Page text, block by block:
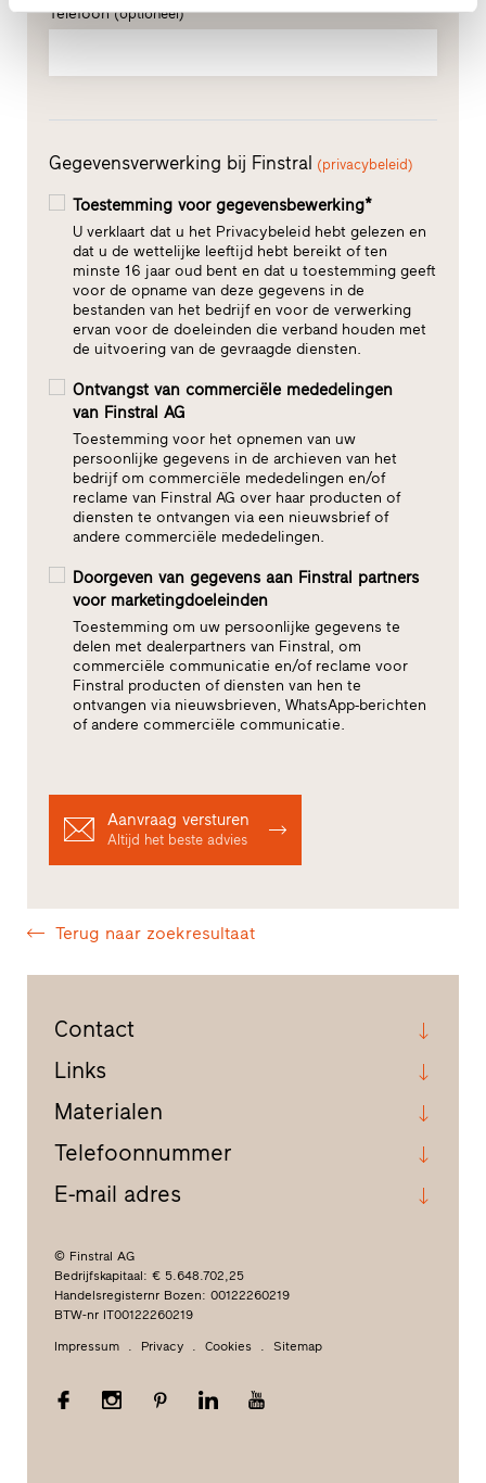
Telefoon(optioneel)
Gegevensverwerking bij Finstral (privacybeleid)
Toestemming voor gegevensbewerking*
U verklaart dat u het Privacybeleid hebt gelezen en
dat u de wettelijke leeftijd hebt bereikt of ten
minste 16 jaar oud bent en dat u toestemming geeft
voor de opname van deze gegevens in de
bestanden van het bedrijf en voor de verwerking
ervan voor de doeleinden die verband houden met
de uitvoering van de gevraagde diensten.
Ontvangst van commerciële mededelingen
van Finstral AG
Toestemming voor het opnemen van uw
persoonlijke gegevens in de archieven van het
bedrijf om commerciële mededelingen en/of
reclame van Finstral AG over haar producten of
diensten te ontvangen via een nieuwsbrief of
andere commerciële mededelingen.
Doorgeven van gegevens aan Finstral partners
voor marketingdoeleinden
Toestemming om uw persoonlijke gegevens te
delen met dealerpartners van Finstral, om
commerciële communicatie en/of reclame voor
Finstral producten of diensten van hen te
ontvangen via nieuwsbrieven, WhatsApp-berichten
of andere commerciële communicatie.
Aanvraag versturen
Altijd het beste advies
Terug naar zoekresultaat
Contact
Links
Materialen
Telefoonnummer
E-mail adres
© Finstral AG
Bedrijfskapitaal: € 5.648.702,25
Handelsregisternr Bozen: 00122260219
BTW-nr IT00122260219
Impressum Privacy Cookies Sitemap